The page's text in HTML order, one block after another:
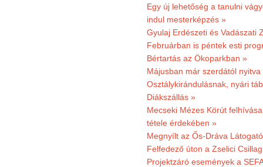
Egy új lehetőség a tanulni
indul mesterképzés »
Gyulaj Erdészeti és Vadászati
Februárban is péntek esti
Bértartás az Ökoparkban »
Májusban már szerdától
Osztálykirándulásnak, nyári
Diákszállás »
Mecseki Mézes Körút
tétele érdekében »
Megnyílt az Ős-Dráva
Felfedező úton a Zselici
Projektzáró események a